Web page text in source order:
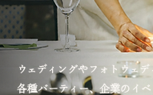
ウェディングやフォトウェデ
各種バーティー、企業のイベ